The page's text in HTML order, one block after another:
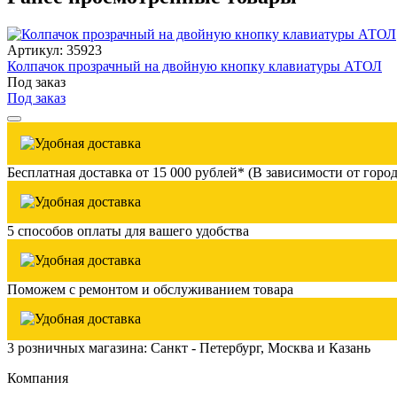
Артикул: 35923
Колпачок прозрачный на двойную кнопку клавиатуры АТОЛ
Под заказ
Под заказ
Бесплатная доставка от 15 000 рублей* (В зависимости от
5 способов оплаты для вашего удобства
Поможем с ремонтом и обслуживанием товара
3 розничных магазина: Санкт - Петербург, Москва и Казань
Компания